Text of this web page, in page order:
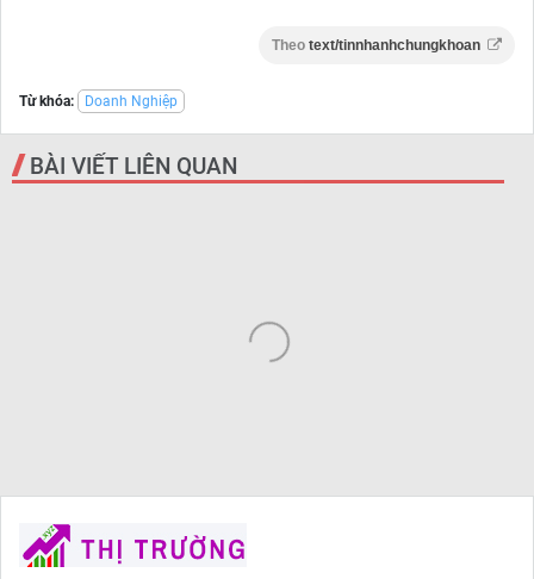
Theo text/tinnhanhchungkhoan
Từ khóa: Doanh Nghiệp
BÀI VIẾT LIÊN QUAN